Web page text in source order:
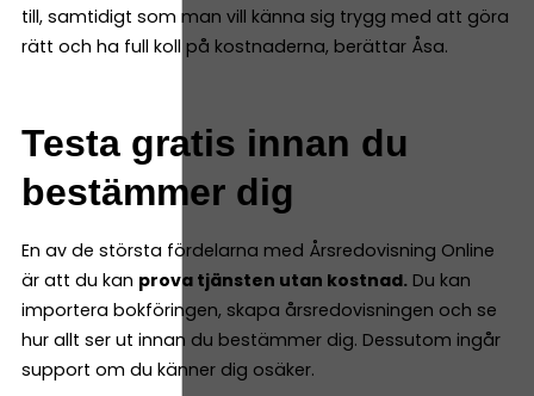
till, samtidigt som man vill känna sig trygg med att göra
rätt och ha full koll på kostnaderna, berättar Åsa.
Testa gratis innan du
bestämmer dig
En av de största fördelarna med Årsredovisning Online
är att du kan prova tjänsten utan kostnad. Du kan
importera bokföringen, skapa årsredovisningen och se
hur allt ser ut innan du bestämmer dig. Dessutom ingår
support om du känner dig osäker.